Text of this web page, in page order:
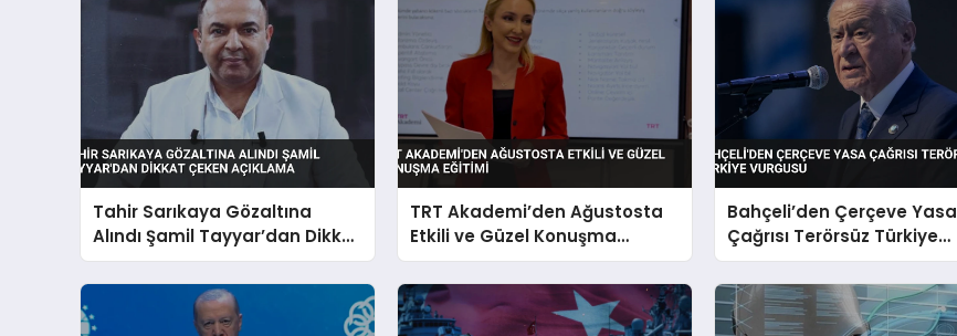
Tahir Sarıkaya Gözaltına
Alındı Şamil Tayyar’dan Dikkat
Çeken Açıklama
TRT Akademi’den Ağustosta
Etkili ve Güzel Konuşma
Eğitimi
Bahçeli’den Çerçeve Yasa
Çağrısı Terörsüz Türkiye
Vurgusu